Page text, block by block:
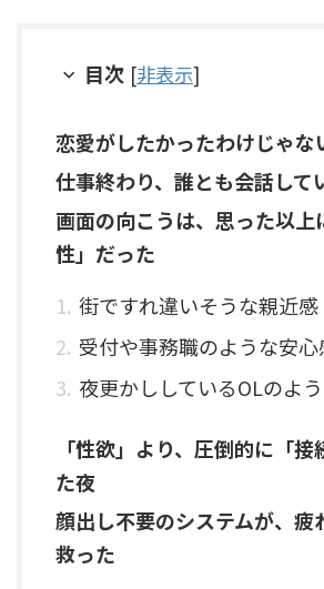
目次 [非表示]
恋愛がしたかったわけじゃな
仕事終わり、誰とも会話して
画面の向こうは、思った以上
性」だった
街ですれ違いそうな親近感
受付や事務職のような安心
夜更かししているOLのよ
「性欲」より、圧倒的に「
た夜
顔出し不要のシステムが、疲
救った